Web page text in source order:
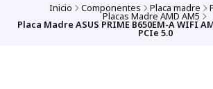
Inicio Componentes Placa madre
Placas Madre AMD AM5
Placa Madre ASUS PRIME B650EM-A WIFI
PCIe 5.0